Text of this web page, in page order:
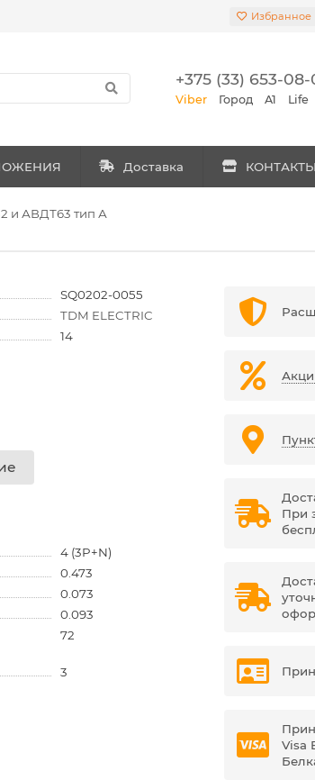
Избранное
+375 (33) 653-
Viber Город A1 Life
Доставка
и АВДТ63 тип А
SQ0202-0055
TDM ELECTRIC
14
4 (3P+N)
0.473
0.073
0.093
72
3
При
Visa